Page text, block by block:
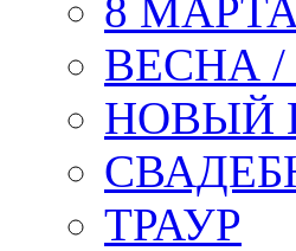
8
ВЕСНА
НОВЫЙ
ТРАУР